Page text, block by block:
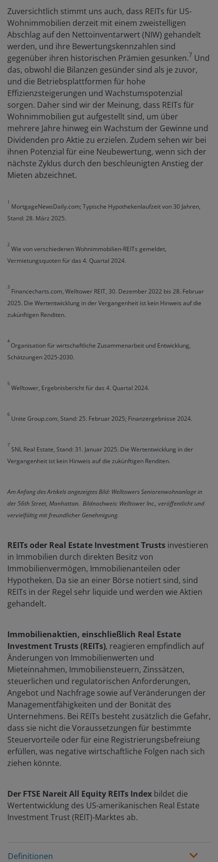
Zuversichtlich stimmt uns auch, dass REITs für US-
Wohnimmobilien derzeit mit einem zweistelligen
Abschlag auf den Nettoinventarwert (NIW) gehandelt
werden, und ihre Bewertungskennzahlen sind
gegenüber ihren historischen Prämien gesunken.7 Und
das, obwohl die Bilanzen gesünder sind als je zuvor,
und die Betriebsplattformen für hohe
Effizienzsteigerungen und Wachstumspotenzial
sorgen. Daher sind wir der Meinung, dass REITs für
Wohnimmobilien gut aufgestellt sind, um über
mehrere Jahre hinweg ein Wachstum der Gewinne und
Dividenden pro Aktie zu erzielen. Zudem sehen wir bei
ihnen Potenzial für eine Neubewertung, wenn sich der
nächste Zyklus durch den beschleunigten Anstieg der
Mieten abzeichnet.
1
MortgageNewsDaily.com; Typische Hypothekenlaufzeit von 30 Jahren,
Stand: 28. März 2025.
2
Wie von verschiedenen Wohnimmobilien-REITs gemeldet,
Vermietungsquoten für das 4. Quartal 2024.
3
Financecharts.com, Welltower REIT, 30. Dezember 2022 bis 28. Februar
2025. Die Wertentwicklung in der Vergangenheit ist kein Hinweis auf die
zukünftigen Renditen.
4
Organisation für wirtschaftliche Zusammenarbeit und Entwicklung,
Schätzungen 2025-2030.
5
Welltower, Ergebnisbericht für das 4. Quartal 2024.
6
Unite Group.com, Stand: 25. Februar 2025; Finanzergebnisse 2024.
7
SNL Real Estate, Stand: 31. Januar 2025. Die Wertentwicklung in der
Vergangenheit ist kein Hinweis auf die zukünftigen Renditen.
Am Anfang des Artikels angezeigtes Bild: Welltowers Seniorenwohnanlage in
der 56th Street, Manhattan. Bildnachweis: Welltower Inc., veröffentlicht und
vervielfältig mit freundlicher Genehmigung.
REITs oder Real Estate Investment Trusts investieren
in Immobilien durch direkten Besitz von
Immobilienvermögen, Immobilienanteilen oder
Hypotheken. Da sie an einer Börse notiert sind, sind
REITs in der Regel sehr liquide und werden wie Aktien
gehandelt.
Immobilienaktien, einschließlich Real Estate
Investment Trusts (REITs), reagieren empfindlich auf
Änderungen von Immobilienwerten und
Mieteinnahmen, Immobiliensteuern, Zinssätzen,
steuerlichen und regulatorischen Anforderungen,
Angebot und Nachfrage sowie auf Veränderungen der
Managementfähigkeiten und der Bonität des
Unternehmens. Bei REITs besteht zusätzlich die Gefahr,
dass sie nicht die Voraussetzungen für bestimmte
Steuervorteile oder für eine Registrierungsbefreiung
erfüllen, was negative wirtschaftliche Folgen nach sich
ziehen könnte.
Der FTSE Nareit All Equity REITs Index bildet die
Wertentwicklung des US-amerikanischen Real Estate
Investment Trust (REIT)-Marktes ab.
Definitionen